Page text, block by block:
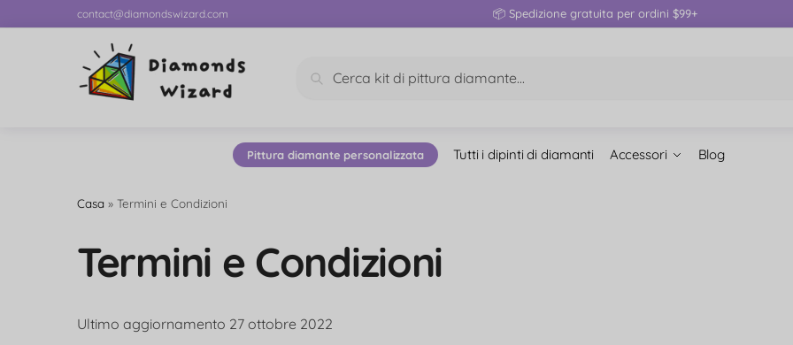
contact@diamondswizard.com 📦 Spedizione gratuita per ordini $99+
Cerca
Pittura diamante personalizzata Tutti i dipinti di diamanti Accessori Blog
Casa » Termini e Condizioni
Termini e Condizioni
Ultimo aggiornamento 27 ottobre 2022